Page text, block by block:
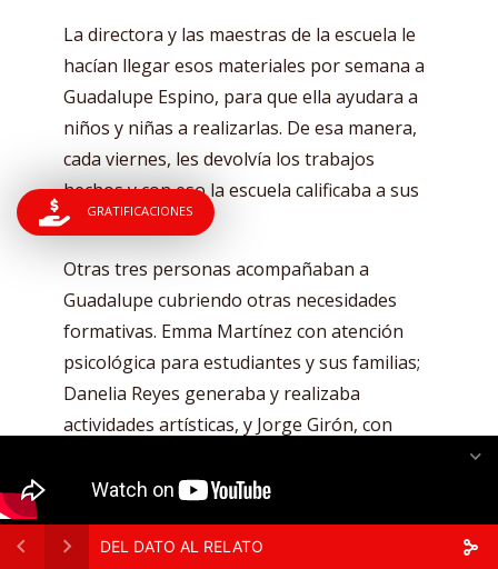
La directora y las maestras de la escuela le
hacían llegar esos materiales por semana a
Guadalupe Espino, para que ella ayudara a
niños y niñas a realizarlas. De esa manera,
cada viernes, les devolvía los trabajos
hechos y con eso la escuela calificaba a sus
estudiantes.
Otras tres personas acompañaban a
Guadalupe cubriendo otras necesidades
formativas. Emma Martínez con atención
psicológica para estudiantes y sus familias;
Danelia Reyes generaba y realizaba
actividades artísticas, y Jorge Girón, con
cuatro personas es la misma en el resto de
proyecto.
DEL DATO AL RELATO
GRATIFICACIONES